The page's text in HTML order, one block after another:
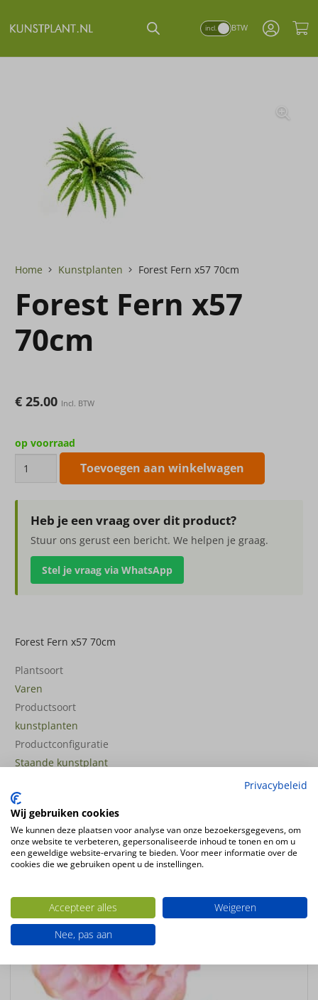
incl. BTW
Home Kunstplanten Forest Fern x57 70cm
Forest Fern x57
70cm
€ 25.00 Incl. BTW
op voorraad
x57
70cm
aantal
Toevoegen aan winkelwagen
Heb je een vraag over dit product?
Stuur ons gerust een bericht. We helpen je graag.
Stel je vraag via WhatsApp
Forest Fern x57 70cm
Plantsoort
Varen
Productsoort
kunstplanten
Productconfiguratie
Staande kunstplant
Ook interessant
Privacybeleid
Wij gebruiken cookies
We kunnen deze plaatsen voor analyse van onze bezoekersgegevens, om
onze website te verbeteren, gepersonaliseerde inhoud te tonen en om u
een geweldige website-ervaring te bieden. Voor meer informatie over de
cookies die we gebruiken opent u de instellingen.
Accepteer alles
Weigeren
Nee, pas aan